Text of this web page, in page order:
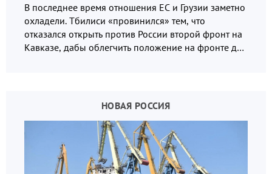
В последнее время отношения ЕС и Грузии заметно
охладели. Тбилиси «провинился» тем, что
отказался открыть против России второй фронт на
Кавказе, дабы облегчить положение на фронте для
НОВАЯ РОССИЯ